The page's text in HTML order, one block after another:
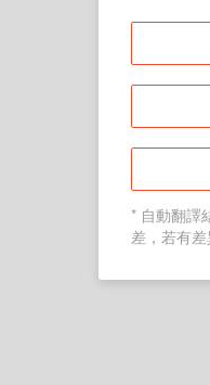
* 自動翻譯
差，若有差